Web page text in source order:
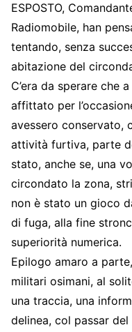
ESPOSTO,
Radiomobile, han
tentando, senza
abitazione del
C’era da sperare che
affittato per
avessero conservato,
attività furtiva, parte
stato, anche se, una
circondato la zona,
non è stato un gioco
di fuga, alla fine
superiorità numerica.
Epilogo amaro a
militari osimani, al
una traccia, una
delinea, col passar